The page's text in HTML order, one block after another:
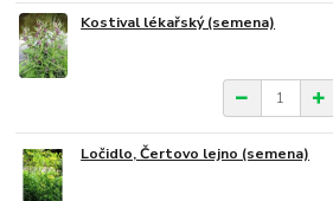
Kostival lékařský (semena)
Ločidlo, Čertovo lejno (semena)